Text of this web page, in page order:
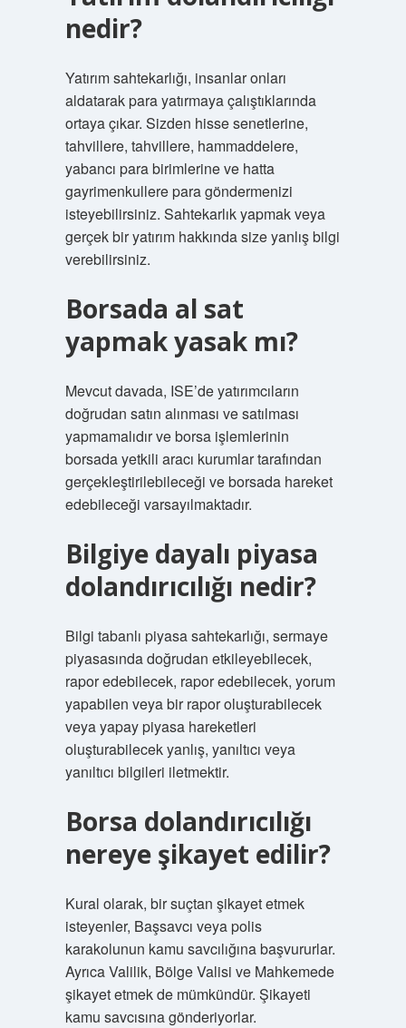
nedir?
Yatırım sahtekarlığı, insanlar onları
aldatarak para yatırmaya çalıştıklarında
ortaya çıkar. Sizden hisse senetlerine,
tahvillere, tahvillere, hammaddelere,
yabancı para birimlerine ve hatta
gayrimenkullere para göndermenizi
isteyebilirsiniz. Sahtekarlık yapmak veya
gerçek bir yatırım hakkında size yanlış bilgi
verebilirsiniz.
Borsada al sat
yapmak yasak mı?
Mevcut davada, ISE’de yatırımcıların
doğrudan satın alınması ve satılması
yapmamalıdır ve borsa işlemlerinin
borsada yetkili aracı kurumlar tarafından
gerçekleştirilebileceği ve borsada hareket
edebileceği varsayılmaktadır.
Bilgiye dayalı piyasa
dolandırıcılığı nedir?
Bilgi tabanlı piyasa sahtekarlığı, sermaye
piyasasında doğrudan etkileyebilecek,
rapor edebilecek, rapor edebilecek, yorum
yapabilen veya bir rapor oluşturabilecek
veya yapay piyasa hareketleri
oluşturabilecek yanlış, yanıltıcı veya
yanıltıcı bilgileri iletmektir.
Borsa dolandırıcılığı
nereye şikayet edilir?
Kural olarak, bir suçtan şikayet etmek
isteyenler, Başsavcı veya polis
karakolunun kamu savcılığına başvururlar.
Ayrıca Valilik, Bölge Valisi ve Mahkemede
şikayet etmek de mümkündür. Şikayeti
kamu savcısına gönderiyorlar.